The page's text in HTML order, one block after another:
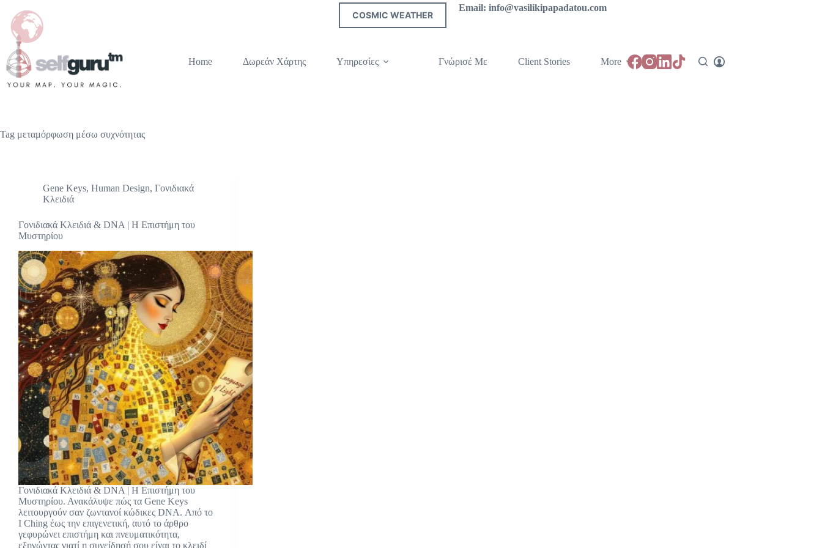
COSMIC WEATHER
Email: info@vasilikipapadatou.com
Home Δωρεάν Χάρτης Υπηρεσίες Γνώρισέ Με Client Stories More
Tag μεταμόρφωση μέσω συχνότητας
Gene Keys, Human Design, Γονιδιακά
Κλειδιά
Γονιδιακά Κλειδιά & DNA | Η Επιστήμη του
Μυστηρίου
Γονιδιακά Κλειδιά & DNA | Η Επιστήμη του
Μυστηρίου. Ανακάλυψε πώς τα Gene Keys
λειτουργούν σαν ζωντανοί κώδικες DNA. Από το
I Ching έως την επιγενετική, αυτό το άρθρο
γεφυρώνει επιστήμη και πνευματικότητα,
εξηγώντας γιατί η συνείδησή σου είναι το κλειδί